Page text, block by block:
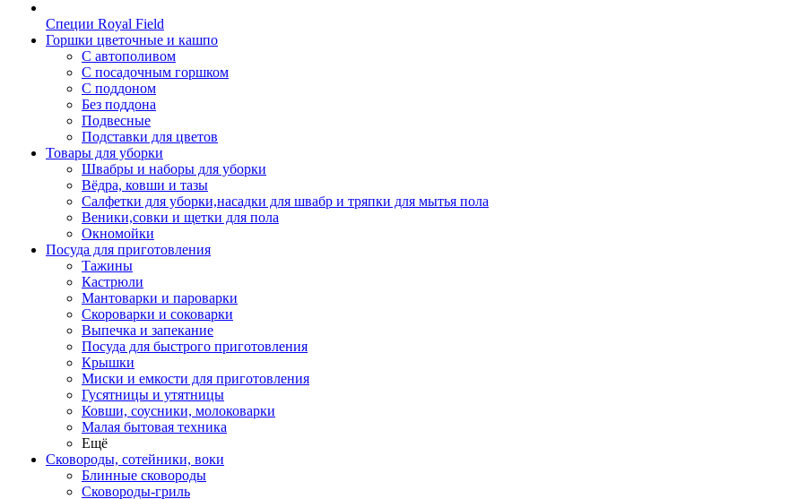
Специи Royal Field
Горшки цветочные и кашпо
С автополивом
С посадочным горшком
С поддоном
Без поддона
Подвесные
Подставки для цветов
Товары для уборки
Швабры и наборы для уборки
Вёдра, ковши и тазы
Салфетки для уборки,насадки для швабр и тряпки для мытья пола
Веники,совки и щетки для пола
Окномойки
Посуда для приготовления
Тажины
Кастрюли
Мантоварки и пароварки
Скороварки и соковарки
Выпечка и запекание
Посуда для быстрого приготовления
Крышки
Миски и емкости для приготовления
Гусятницы и утятницы
Ковши, соусники, молоковарки
Малая бытовая техника
Ещё
Сковороды, сотейники, воки
Блинные сковороды
Сковороды-гриль